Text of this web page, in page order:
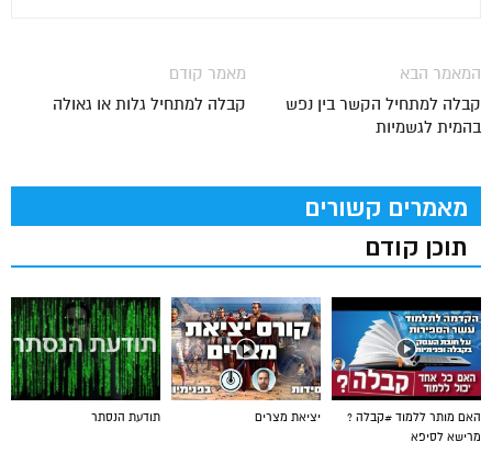
מאמר קודם
קבלה למתחיל גלות או גאולה
המאמר הבא
קבלה למתחיל הקשר בין נפש
בהמית לגשמיות
מאמרים קשורים
תוכן קודם
תודעת הנסתר יציאת מצרים
האם מותר ללמוד #קבלה ?
מרישא לסיפא